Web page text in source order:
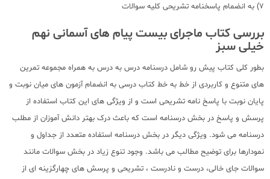
7) به انضمام پاسخنامه تشریحی کلیه سوالات
بررسی کتاب ماجرای بیست پیام های آسمانی نهم
خیلی سبز
بطور کلی کتاب پیش رو شامل درسنامه درس به درس به همراه مجموعه تمرین
های متنوع و کاربردی از خط به خط کتاب درسی به انضمام آزمون های میان نوبت و
پایان نوبت با پاسخ نامه تشریحی است و از ویژگی های این کتاب استفاده از
پرسش و پاسخ در بخش درسنامه است که باعث درک بهتر دانش آموزان از مطلب
درسنامه می شود. ویژگی دیگر در بخش درسنامه استفاده متعدد از جداول و
نمودارها برای توضیح مطالب می باشد. وجود تنوع زیاد در بخش سوالات مانند
سوالات جای خالی، درست و نادرست ، تشریحی و پرسش های چهارگزینه ای از